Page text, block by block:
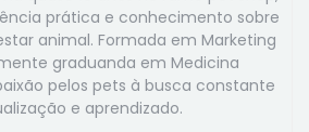
prática e conhecimento sobre
animal. Formada em Marketing
graduanda em Medicina
pelos pets à busca constante
e aprendizado.